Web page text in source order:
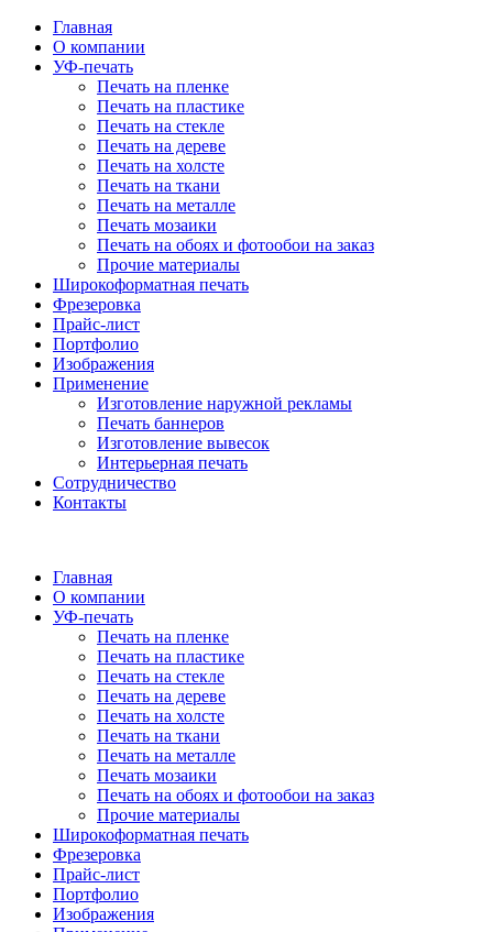
Главная
О компании
УФ-печать
Печать на пленке
Печать на пластике
Печать на стекле
Печать на дереве
Печать на холсте
Печать на ткани
Печать на металле
Печать мозаики
Печать на обоях и фотообои на заказ
Прочие материалы
Широкоформатная печать
Фрезеровка
Прайс-лист
Портфолио
Изображения
Применение
Изготовление наружной рекламы
Печать баннеров
Изготовление вывесок
Интерьерная печать
Сотрудничество
Контакты
Главная
О компании
УФ-печать
Печать на пленке
Печать на пластике
Печать на стекле
Печать на дереве
Печать на холсте
Печать на ткани
Печать на металле
Печать мозаики
Печать на обоях и фотообои на заказ
Прочие материалы
Широкоформатная печать
Фрезеровка
Прайс-лист
Портфолио
Изображения